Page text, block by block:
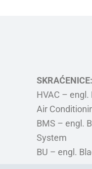
SKRAĆENICE:
HVAC –
Air
BMS – engl.
System
BU – engl.